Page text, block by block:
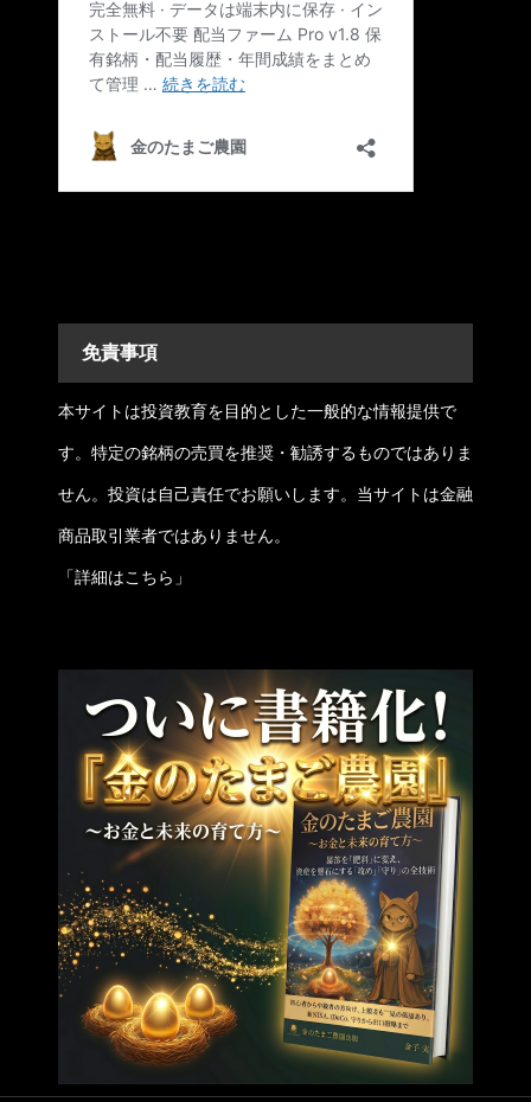
免責事項
本サイトは投資教育を目的とした一般的な情報提供で
す。特定の銘柄の売買を推奨・勧誘するものではありま
せん。投資は自己責任でお願いします。当サイトは金融
商品取引業者ではありません。
「詳細はこちら 」